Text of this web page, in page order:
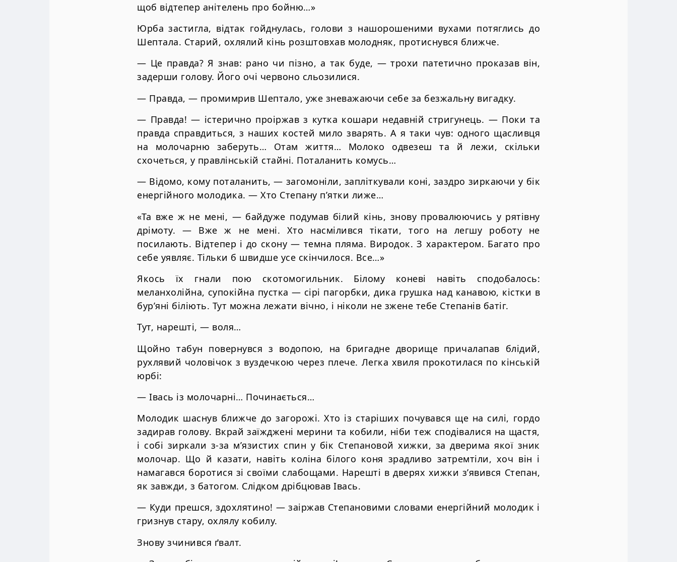
щоб відтепер анітелень про бойню…»
Юрба застигла, відтак гойднулась, голови з нашорошеними вухами потяглись до
Шептала. Старий, охлялий кінь розштовхав молодняк, протиснувся ближче.
— Це правда? Я знав: рано чи пізно, а так буде, — трохи патетично проказав він,
задерши голову. Його очі червоно сльозилися.
— Правда, — промимрив Шептало, уже зневажаючи себе за безжальну вигадку.
— Правда! — істерично проіржав з кутка кошари недавній стригунець. — Поки та
правда справдиться, з наших костей мило зварять. А я таки чув: одного щасливця
на молочарню заберуть… Отам життя… Молоко одвезеш та й лежи, скільки
схочеться, у правлінській стайні. Поталанить комусь…
— Відомо, кому поталанить, — загомоніли, запліткували коні, заздро зиркаючи у бік
енергійного молодика. — Хто Степану п’ятки лиже…
«Та вже ж не мені, — байдуже подумав білий кінь, знову провалюючись у рятівну
дрімоту. — Вже ж не мені. Хто насмілився тікати, того на легшу роботу не
посилають. Відтепер і до скону — темна пляма. Виродок. З характером. Багато про
себе уявляє. Тільки б швидше усе скінчилося. Все…»
Якось їх гнали пою скотомогильник. Білому коневі навіть сподобалось:
меланхолійна, супокійна пустка — сірі пагорбки, дика грушка над канавою, кістки в
бур’яні біліють. Тут можна лежати вічно, і ніколи не зжене тебе Степанів батіг.
Тут, нарешті, — воля…
Щойно табун повернувся з водопою, на бригадне дворище причалапав блідий,
рухлявий чоловічок з вуздечкою через плече. Легка хвиля прокотилася по кінській
юрбі:
— Івась із молочарні… Починається…
Молодик шаснув ближче до загорожі. Хто із старіших почувався ще на силі, гордо
задирав голову. Вкрай заїжджені мерини та кобили, ніби теж сподівалися на щастя,
і собі зиркали з-за м’язистих спин у бік Степановой хижки, за дверима якої зник
молочар. Що й казати, навіть коліна білого коня зрадливо затремтіли, хоч він і
намагався боротися зі своїми слабощами. Нарешті в дверях хижки з’явився Степан,
як завжди, з батогом. Слідком дрібцював Івась.
— Куди прешся, здохлятино! — заіржав Степановими словами енергійний молодик і
гризнув стару, охлялу кобилу.
Знову зчинився ґвалт.